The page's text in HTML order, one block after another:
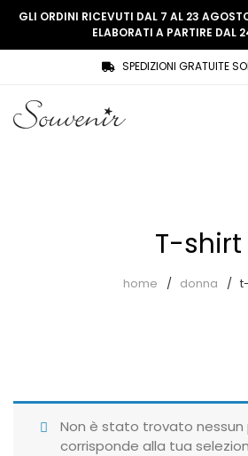
SHOP
Souvenir Privée
Giubbotti
COLLEZIONE
THREE WOMEN, ONE MEMORY
GLI ORDINI RICEVUTI DAL 7 AL 23
ELABORATI A PARTIRE DAL
SPEDIZIONI GRATUITE
T-shirt
home donna
Non è stato trovato
corrisponde alla tua